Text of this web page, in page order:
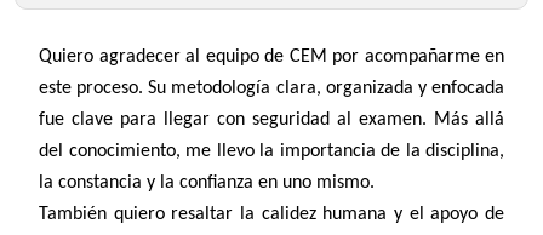
Quiero agradecer al equipo de CEM por acompañarme en
este proceso. Su metodología clara, organizada y enfocada
fue clave para llegar con seguridad al examen. Más allá
del conocimiento, me llevo la importancia de la disciplina,
la constancia y la confianza en uno mismo.
También quiero resaltar la calidez humana y el apoyo de